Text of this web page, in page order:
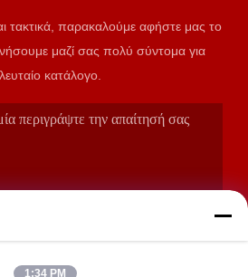
τακτικά, παρακαλούμε αφήστε μας το
μαζί σας πολύ σύντομα για
κατάλογο.
1:34 PM